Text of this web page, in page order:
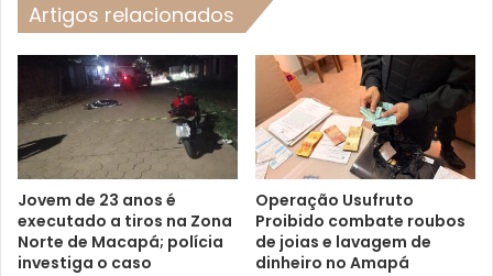
Artigos relacionados
Jovem de 23 anos é
executado a tiros na Zona
Norte de Macapá; polícia
investiga o caso
Operação Usufruto
Proibido combate roubos
de joias e lavagem de
dinheiro no Amapá